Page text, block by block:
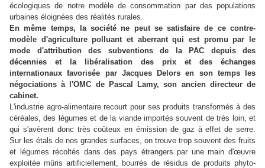
écologiques de notre modèle de consommation par des populations
urbaines éloignées des réalités rurales.
En même temps, la société ne peut se satisfaire de ce contre-
modèle d'agriculture polluant et aberrant qui est promu par le
mode d'attribution des subventions de la PAC depuis des
décennies et la libéralisation des prix et des échanges
internationaux favorisée par Jacques Delors en son temps les
négociations à l'OMC de Pascal Lamy, son ancien directeur de
cabinet.
L'industrie agro-alimentaire recourt pour ses produits transformés à des
céréales, des légumes et de la viande importés souvent de très loin, et
qui s'avèrent donc très coûteux en émission de gaz à effet de serre.
Sur les étals de nos grandes surfaces, on trouve trop souvent des fruits
et légumes récoltés dans des pays étrangers par une main d'œuvre
exploitée mûris artificiellement, bourrés de résidus de produits phyto-